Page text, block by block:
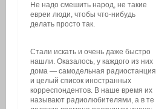
Не надо смешить народ, не такие
евреи люди, чтобы что-нибудь
делать просто так.
Стали искать и очень даже быстро
нашли. Оказалось, у каждого из них
дома — самодельная радиостанция
и целый список иностранных
корреспондентов. В наше время их
называют радиолюбителями, а в те